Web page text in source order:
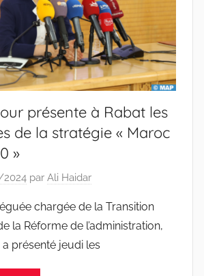
présente à Rabat les
de la stratégie « Maroc
»
par Ali Haidar
chargée de la Transition
la Réforme de l’administration,
a présenté jeudi les